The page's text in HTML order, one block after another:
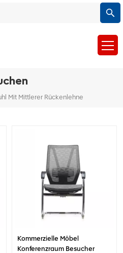
Mit Mittlerer Rückenlehne
Kommerzielle Möbel
Konferenzraum Besucher